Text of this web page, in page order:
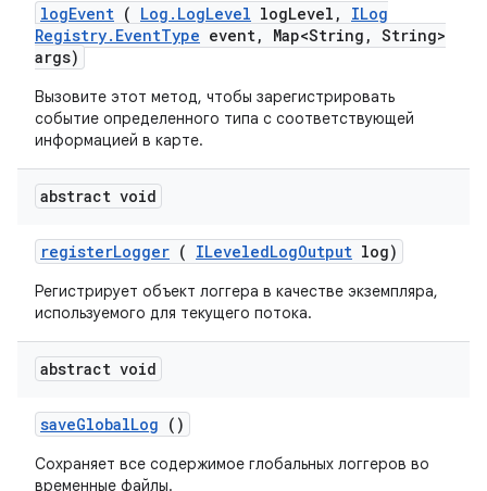
logEvent ( Log . LogLevel logLevel ,
ILog
Registry. EventType event, Map<String , String>
args)
Вызовите этот метод, чтобы зарегистрировать
событие определенного типа с соответствующей
информацией в карте.
abstract void
registerLogger ( ILeveledLogOutput log)
Регистрирует объект логгера в качестве экземпляра,
используемого для текущего потока.
abstract void
saveGlobalLog ()
Сохраняет все содержимое глобальных логгеров во
временные файлы.